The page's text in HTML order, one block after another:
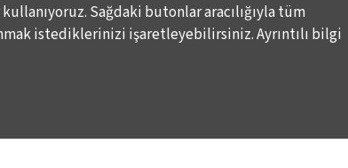
Posta İletimlerine İlişkin Hukuki Kurallar Haber
Sağdaki butonlar aracılığıyla tüm
istediklerinizi işaretleyebilirsiniz. Ayrıntılı bilgi